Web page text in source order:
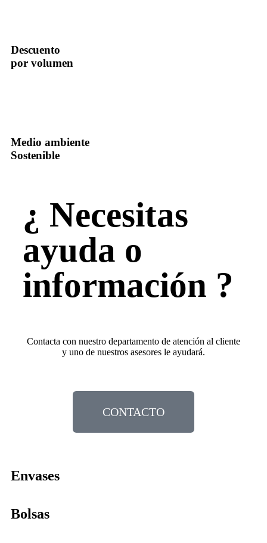
Descuento
por volumen
Medio ambiente
Sostenible
¿ Necesitas
ayuda o
información ?
Contacta con nuestro departamento de atención al cliente
y uno de nuestros asesores le ayudará.
CONTACTO
Envases
Bolsas